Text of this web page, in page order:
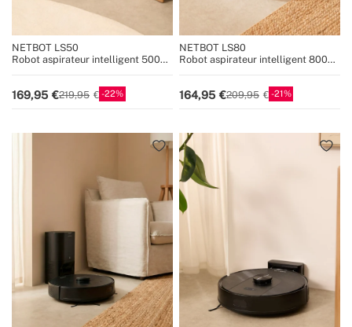
NETBOT LS50
Robot aspirateur intelligent 5000
option
169,95 219,95 22
NETBOT LS80
Robot aspirateur intelligent 8000
164,95 209,95 21